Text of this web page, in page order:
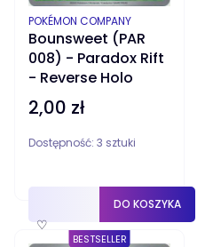
Bounsweet (PAR
008) - Paradox Rift
- Reverse Holo
PRODUCENT
POKÉMON COMPANY
Cena
2,00 zł
Dostępność: 3 sztuki
♡
DO KOSZYKA
BESTSELLER